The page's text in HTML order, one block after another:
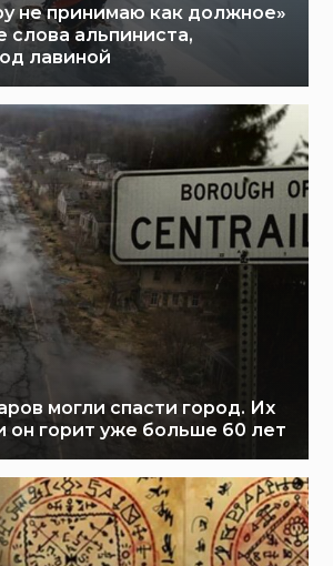
не принимаю как должное»
альпиниста,
лавиной
могли спасти город. Их
он горит уже больше 60 лет